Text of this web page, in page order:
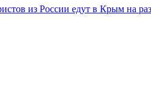
из России едут в Крым на